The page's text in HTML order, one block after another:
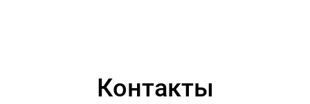
Контакты